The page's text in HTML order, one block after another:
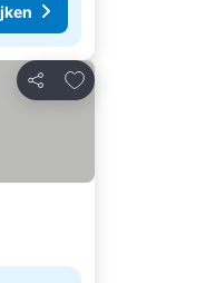
Delen
Toevoegen aan